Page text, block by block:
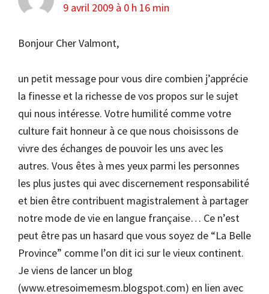
9 avril 2009 à 0 h 16 min
Bonjour Cher Valmont,
un petit message pour vous dire combien j’apprécie
la finesse et la richesse de vos propos sur le sujet
qui nous intéresse. Votre humilité comme votre
culture fait honneur à ce que nous choisissons de
vivre des échanges de pouvoir les uns avec les
autres. Vous êtes à mes yeux parmi les personnes
les plus justes qui avec discernement responsabilité
et bien être contribuent magistralement à partager
notre mode de vie en langue française… Ce n’est
peut être pas un hasard que vous soyez de “La Belle
Province” comme l’on dit ici sur le vieux continent.
Je viens de lancer un blog
(www.etresoimemesm.blogspot.com) en lien avec